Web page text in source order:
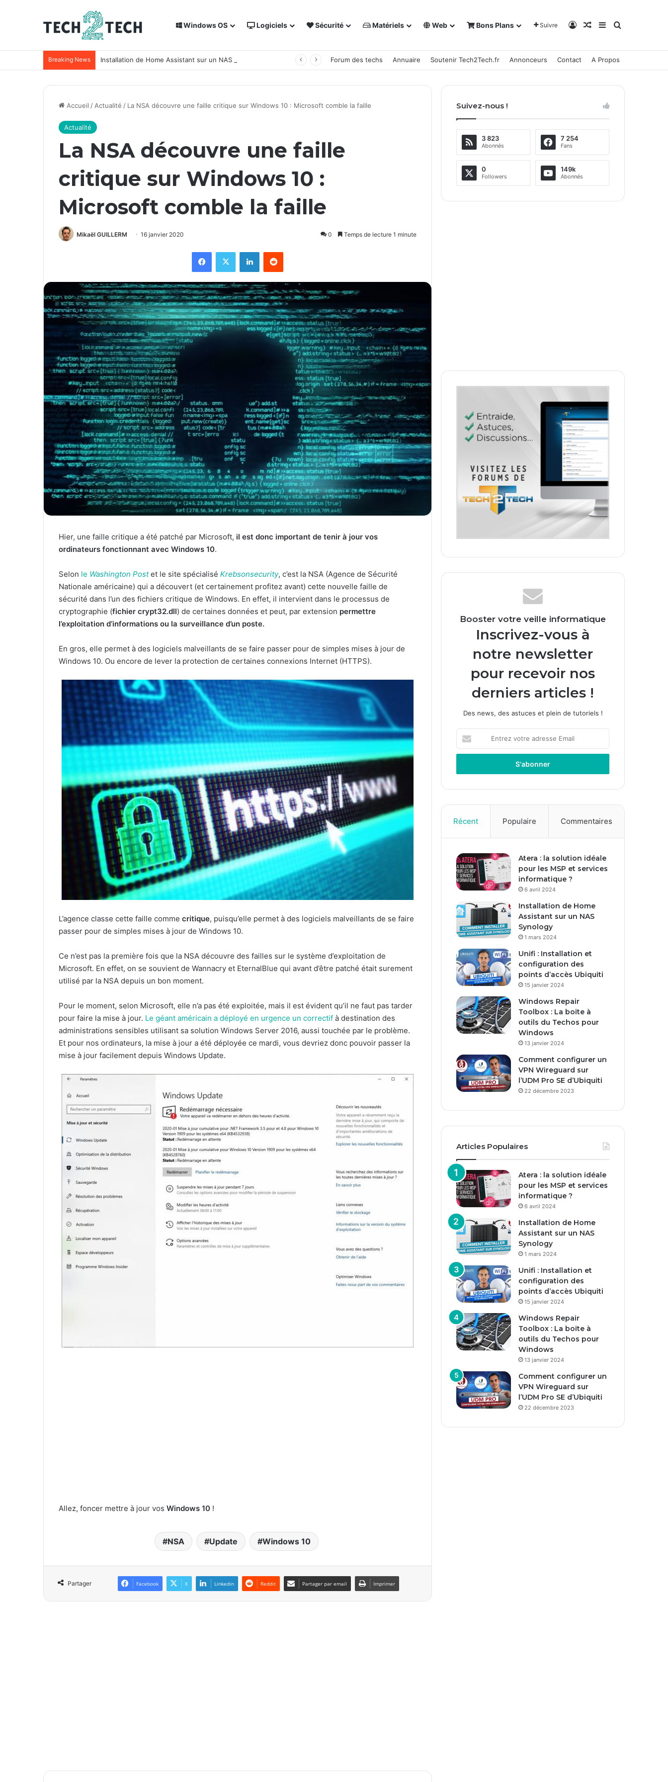
Windows OS Logiciels Sécurité Matériels Web Bons Plans Suivre Connexion
Article Aléatoire
Sidebar (barre
Rechercher
Breaking News Installation de Home Assistant sur un NAS Synology Forum des techs Annuaire Soutenir Tech2Tech.fr Annonceurs Contact A Propos
Accueil / Actualité / La NSA découvre une faille critique sur Windows 10 : Microsoft comble la faille
Actualité
La NSA découvre une faille
critique sur Windows 10 :
Microsoft comble la faille
Mikaël GUILLERM 16 janvier 2020 0 Temps de lecture 1 minute
Facebook
X LinkedinReddit
Hier, une faille critique a été patché par Microsoft, il est donc important de tenir à jour vos
ordinateurs fonctionnant avec Windows 10.
Selon le Washington Postet le site spécialisé Krebsonsecurity, c’est la NSA (Agence de Sécurité
Nationale américaine) qui a découvert (et certainement profitez avant) cette nouvelle faille de
sécurité dans l’un des fichiers critique de Windows. En effet, il intervient dans le processus de
cryptographie (fichier crypt32.dll) de certaines données et peut, par extension permettre
l’exploitation d’informations ou la surveillance d’un poste.
En gros, elle permet à des logiciels malveillants de se faire passer pour de simples mises à jour de
Windows 10. Ou encore de lever la protection de certaines connexions Internet (HTTPS).
L’agence classe cette faille comme critique, puisqu’elle permet à des logiciels malveillants de se faire
passer pour de simples mises à jour de Windows 10.
Ce n’est pas la première fois que la NSA découvre des failles sur le système d’exploitation de
Microsoft. En effet, on se souvient de Wannacry et EternalBlue qui avant d’être patché était surement
utilisé par la NSA depuis un bon moment.
Pour le moment, selon Microsoft, elle n’a pas été exploitée, mais il est évident qu’il ne faut pas tarder
pour faire la mise à jour. Le géant américain a déployé en urgence un correctif à destination des
administrations sensibles utilisant sa solution Windows Server 2016, aussi touchée par le problème.
Et pour nos ordinateurs, la mise à jour a été déployée ce mardi, vous devriez donc pouvoir passer la
mise à jour facilement depuis Windows Update.
Allez, foncer mettre à jour vos Windows 10 !
NSA Update Windows 10
Partager Facebook X Linkedin Reddit Partager par email Imprimer
Suivez-nous !
3 823
Abonnés
7 254
Fans
0
Followers
149k
Abonnés
Booster votre veille informatique
Inscrivez-vous à
notre newsletter
pour recevoir nos
derniers articles !
Des news, des astuces et plein de tutoriels !
votre
adresse
Récent Populaire Commentaires
Atera : la solution idéale
pour les MSP et services
informatique ?
6 avril 2024
Installation de Home
Assistant sur un NAS
Synology
1 mars 2024
Unifi : Installation et
configuration des
points d’accès Ubiquiti
15 janvier 2024
Windows Repair
Toolbox : La boite à
outils du Techos pour
Windows
13 janvier 2024
Comment configurer un
VPN Wireguard sur
l’UDM Pro SE d’Ubiquiti
22 décembre 2023
Articles Populaires
Atera : la solution idéale
pour les MSP et services
informatique ?
6 avril 2024
Installation de Home
Assistant sur un NAS
Synology
1 mars 2024
Unifi : Installation et
configuration des
points d’accès Ubiquiti
15 janvier 2024
Windows Repair
Toolbox : La boite à
outils du Techos pour
Windows
13 janvier 2024
Comment configurer un
VPN Wireguard sur
l’UDM Pro SE d’Ubiquiti
22 décembre 2023